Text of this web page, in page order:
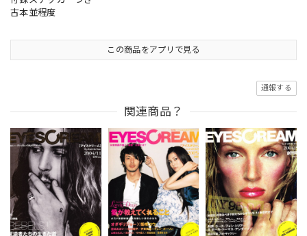
古本並程度
この商品をアプリで見る
通報する
関連商品？